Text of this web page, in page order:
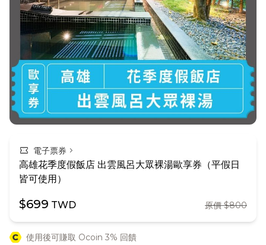
confirmation_number 電子票券 chevron_right
高雄花季度假飯店 出雲風呂大眾裸湯歐享券（平假日
皆可使用）
$699 TWD 原價 $800
使用後可賺取 Ocoin 3% 回饋